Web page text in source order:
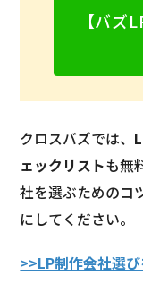
【バズ
クロスバズでは、
ェックリストも無
社を選ぶためのコ
にしてください。
>>LP制作会社選